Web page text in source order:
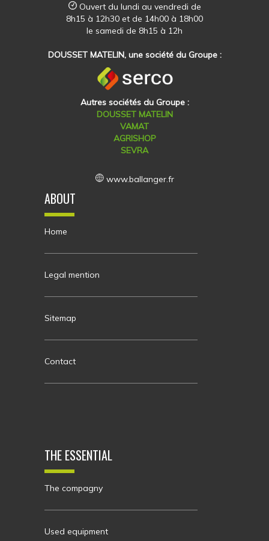
Ouvert du lundi au vendredi de
8h15 à 12h30 et de 14h00 à 18h00
le samedi de 8h15 à 12h
DOUSSET MATELIN, une société du Groupe :
Autres sociétés du Groupe :
DOUSSET MATELIN
VAMAT
AGRISHOP
SEVRA
www.ballanger.fr
ABOUT
Home
Legal mention
Sitemap
Contact
THE ESSENTIAL
The compagny
Used equipment